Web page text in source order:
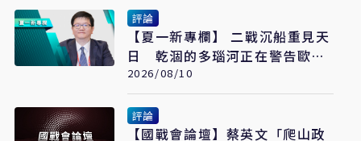
評論
【夏一新專欄】 二戰沉船重見天
日 乾涸的多瑙河正在警告歐洲
什麼？
2026/08/10
評論
【國戰會論壇】蔡英文「爬山政